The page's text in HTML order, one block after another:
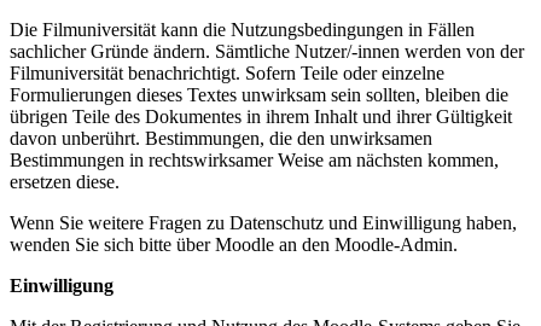
Die Filmuniversität kann die Nutzungsbedingungen in Fällen
sachlicher Gründe ändern. Sämtliche Nutzer/-innen werden von der
Filmuniversität benachrichtigt. Sofern Teile oder einzelne
Formulierungen dieses Textes unwirksam sein sollten, bleiben die
übrigen Teile des Dokumentes in ihrem Inhalt und ihrer Gültigkeit
davon unberührt. Bestimmungen, die den unwirksamen
Bestimmungen in rechtswirksamer Weise am nächsten kommen,
ersetzen diese.
Wenn Sie weitere Fragen zu Datenschutz und Einwilligung haben,
wenden Sie sich bitte über Moodle an den Moodle-Admin.
Einwilligung